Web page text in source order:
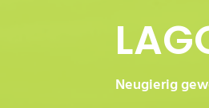
Neugierig